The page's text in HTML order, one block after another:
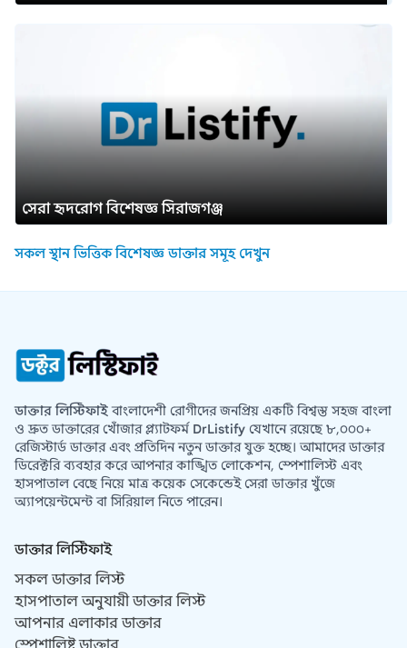
সেরা হৃদরোগ বিশেষজ্ঞ সিরাজগঞ্জ
সকল স্থান ভিত্তিক বিশেষজ্ঞ ডাক্তার সমূহ দেখুন
ডাক্তার লিস্টিফাইবাংলাদেশী রোগীদের জনপ্রিয় একটি বিশ্বস্ত সহজ বাংলা
ও দ্রুত ডাক্তারের খোঁজার প্ল্যাটফর্ম DrListify যেখানে রয়েছে ৮,০০০+
রেজিস্টার্ড ডাক্তার এবং প্রতিদিন নতুন ডাক্তার যুক্ত হচ্ছে। আমাদের ডাক্তার
ডিরেক্টরি ব্যবহার করে আপনার কাঙ্খিত লোকেশন, স্পেশালিস্ট এবং
হাসপাতাল বেছে নিয়ে মাত্র কয়েক সেকেন্ডেই সেরা ডাক্তার খুঁজে
অ্যাপয়েন্টমেন্ট বা সিরিয়াল নিতে পারেন।
ডাক্তার লিস্টিফাই
সকল ডাক্তার লিস্ট
হাসপাতাল অনুযায়ী ডাক্তার লিস্ট
আপনার এলাকার ডাক্তার